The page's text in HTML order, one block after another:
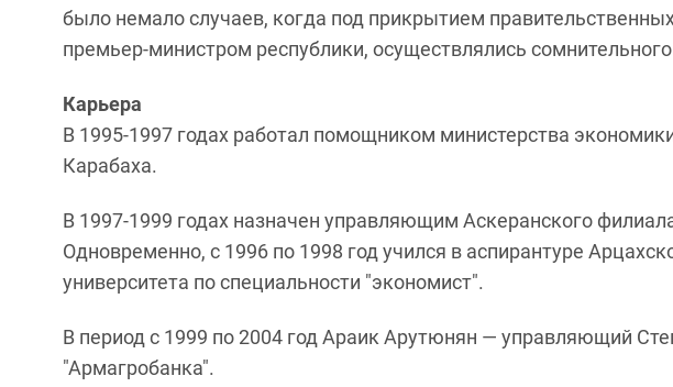
было немало случаев, когда под прикрытием
премьер-министром республики, осуществлялись
Карьера
В 1995-1997 годах работал помощником министерства
Карабаха.
В 1997-1999 годах назначен управляющим Аскеранского
Одновременно, с 1996 по 1998 год учился в аспирантуре
университета по специальности "экономист".
В период с 1999 по 2004 год Араик Арутюнян — управляющий
"Армагробанка".